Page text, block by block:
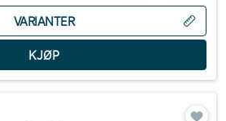
VARIANTER